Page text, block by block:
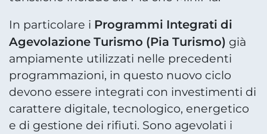
In particolare i Programmi Integrati di
Agevolazione Turismo (Pia Turismo) già
ampiamente utilizzati nelle precedenti
programmazioni, in questo nuovo ciclo
devono essere integrati con investimenti di
carattere digitale, tecnologico, energetico
e di gestione dei rifiuti. Sono agevolati i